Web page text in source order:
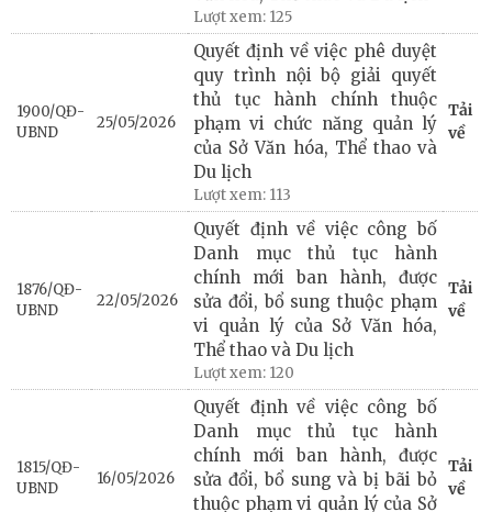
Lượt xem: 125
1900/QĐ-
UBND
25/05/2026
Quyết định về việc phê duyệt
quy trình nội bộ giải quyết
thủ tục hành chính thuộc
phạm vi chức năng quản lý
của Sở Văn hóa, Thể thao và
Du lịch
Lượt xem: 113
Tải
về
1876/QĐ-
UBND
22/05/2026
Quyết định về việc công bố
Danh mục thủ tục hành
chính mới ban hành, được
sửa đổi, bổ sung thuộc phạm
vi quản lý của Sở Văn hóa,
Thể thao và Du lịch
Lượt xem: 120
Tải
về
1815/QĐ-
UBND
16/05/2026
Quyết định về việc công bố
Danh mục thủ tục hành
chính mới ban hành, được
sửa đổi, bổ sung và bị bãi bỏ
thuộc phạm vi quản lý của Sở
Tải
về